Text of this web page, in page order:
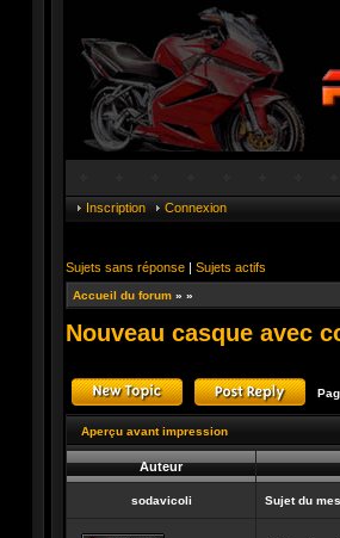
Inscription Connexion
Sujets sans réponse | Sujets actifs
Accueil du forum » »
Nouveau casque avec
Publier un nouveau sujet
Aperçu avant impression
Auteur
sodavicoli Sujet du